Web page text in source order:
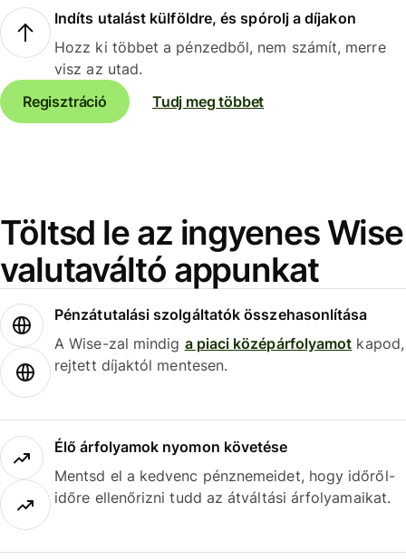
Indíts utalást külföldre, és spórolj a díjakon
Hozz ki többet a pénzedből, nem számít, merre
visz az utad.
Regisztráció
Tudj meg többet
Töltsd le az ingyenes Wise
valutaváltó appunkat
Pénzátutalási szolgáltatók összehasonlítása
A Wise-zal mindig a piaci középárfolyamot kapod,
rejtett díjaktól mentesen.
Élő árfolyamok nyomon követése
Mentsd el a kedvenc pénznemeidet, hogy időről-
időre ellenőrizni tudd az átváltási árfolyamaikat.